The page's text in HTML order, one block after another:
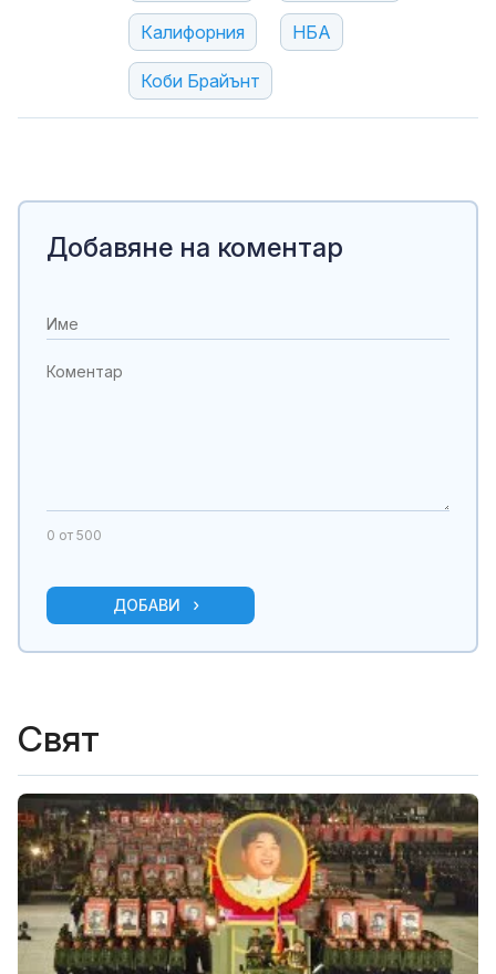
Калифорния НБА
Коби Брайънт
Добавяне на коментар
0 от 500
ДОБАВИ
Свят